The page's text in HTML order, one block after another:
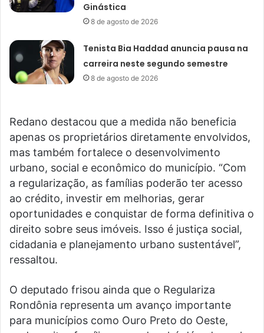
Ginástica
8 de agosto de 2026
Tenista Bia Haddad anuncia pausa na
carreira neste segundo semestre
8 de agosto de 2026
Redano destacou que a medida não beneficia
apenas os proprietários diretamente envolvidos,
mas também fortalece o desenvolvimento
urbano, social e econômico do município. “Com
a regularização, as famílias poderão ter acesso
ao crédito, investir em melhorias, gerar
oportunidades e conquistar de forma definitiva o
direito sobre seus imóveis. Isso é justiça social,
cidadania e planejamento urbano sustentável”,
ressaltou.
O deputado frisou ainda que o Regulariza
Rondônia representa um avanço importante
para municípios como Ouro Preto do Oeste,